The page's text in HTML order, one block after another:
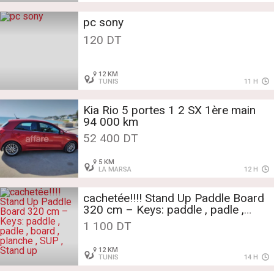
pc sony
120 DT
12 KM
TUNIS
11 H
Kia Rio 5 portes 1 2 SX 1ère main
94 000 km
52 400 DT
5 KM
LA MARSA
12 H
cachetée!!!! Stand Up Paddle Board
320 cm – Keys: paddle , padle ,
board , planche , SUP , Stand up
1 100 DT
12 KM
TUNIS
14 H